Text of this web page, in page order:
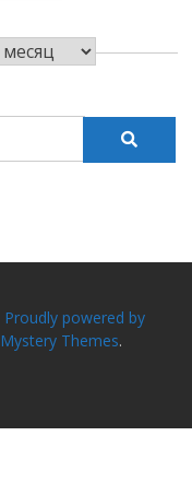
Proudly powered by
Mystery Themes.